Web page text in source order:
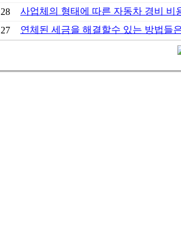
28
사업체의 형태에 따른 자동차 경비 비
27
연체된 세금을 해결할수 있는 방법들